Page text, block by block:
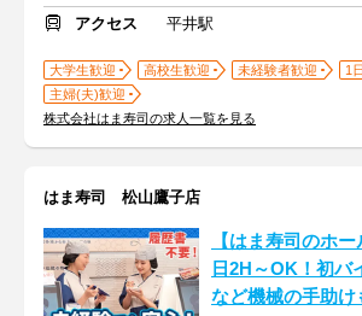
アクセス
平井駅
大学生歓迎 高校生歓迎 未経験者歓迎
1
主婦(夫)歓迎
株式会社はま寿司の求人一覧を見る
はま寿司 松山鷹子店
【はま寿司のホ
日2H～OK！初
など機械の手助け